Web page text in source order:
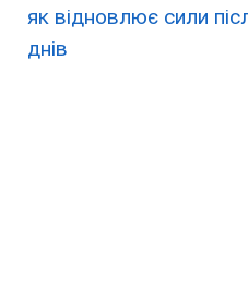
як відновлює сили
днів